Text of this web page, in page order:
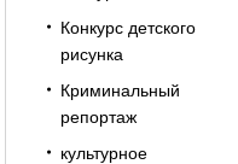
Конкурс детского
рисунка
Криминальный
репортаж
культурное